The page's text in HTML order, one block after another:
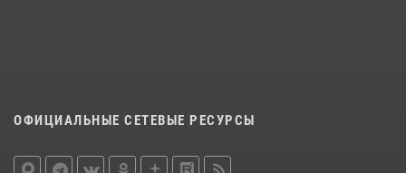
ОФИЦИАЛЬНЫЕ СЕТЕВЫЕ РЕСУРСЫ